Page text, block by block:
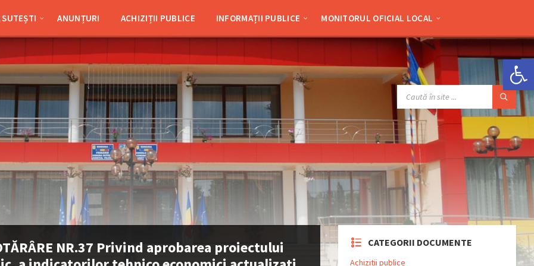
Deschide bara de unelte
ANUNȚURI ACHIZIȚII PUBLICE INFORMAȚII PUBLICE MONITORUL OFICIAL LOCAL
NR.37 Privind aprobarea proiectului
CATEGORII DOCUMENTE
Achizitii publice